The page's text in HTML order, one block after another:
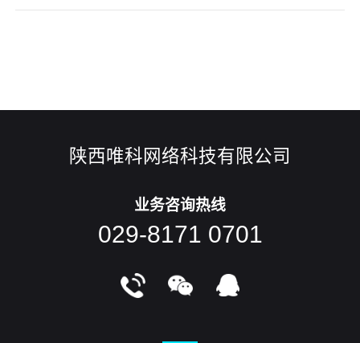
Facebook等。下面具体来说说关于网站优化的一些相关事项。
陕西唯科网络科技有限公司
业务咨询热线
029-8171 0701